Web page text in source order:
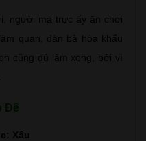
người mà trực ấy ăn chơi
quan, đàn bà hòa khẩu
cũng đủ làm xong, bởi vì
Đê
Xấu